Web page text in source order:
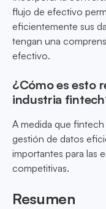
flujo de efectivo
eficientemente sus
tengan una
efectivo.
¿Cómo es esto
industria
A medida que
gestión de datos
importantes para las
competitivas.
Resumen